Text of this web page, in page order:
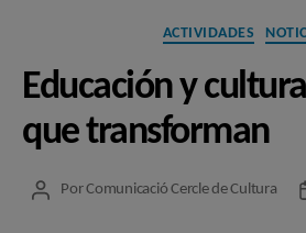
ACTIVIDADES
Educación y
que transforman
Autor
PorComunicació Cercle de Cultura